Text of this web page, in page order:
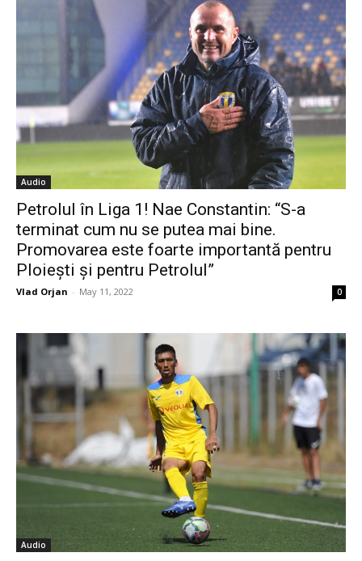
Audio
Petrolul în Liga 1! Nae Constantin: “S-a
terminat cum nu se putea mai bine.
Promovarea este foarte importantă pentru
Ploiești și pentru Petrolul”
Vlad Orjan - May 11, 2022 0
Audio